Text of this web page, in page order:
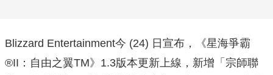
Blizzard Entertainment今 (24) 日宣布，《星海爭霸
®II：自由之翼TM》1.3版本更新上線，新增「宗師聯